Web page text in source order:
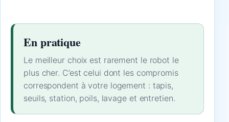
En pratique
Le meilleur choix est rarement le robot le
plus cher. C’est celui dont les compromis
correspondent à votre logement : tapis,
seuils, station, poils, lavage et entretien.